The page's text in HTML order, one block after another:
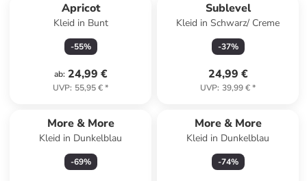
Apricot
Kleid in Bunt
-55%
ab: 24,99 €
UVP: 55,95 €*
Sublevel
Kleid in Schwarz/ Creme
-37%
24,99 €
UVP: 39,99 €*
More & More
Kleid in Dunkelblau
-69%
More & More
Kleid in Dunkelblau
-74%